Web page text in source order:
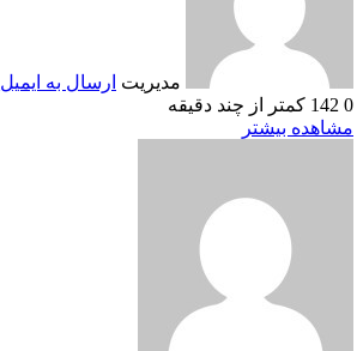
مدیریت ارسال به ایمیل
0
کمتر از چند دقیقه
مشاهده بیشتر